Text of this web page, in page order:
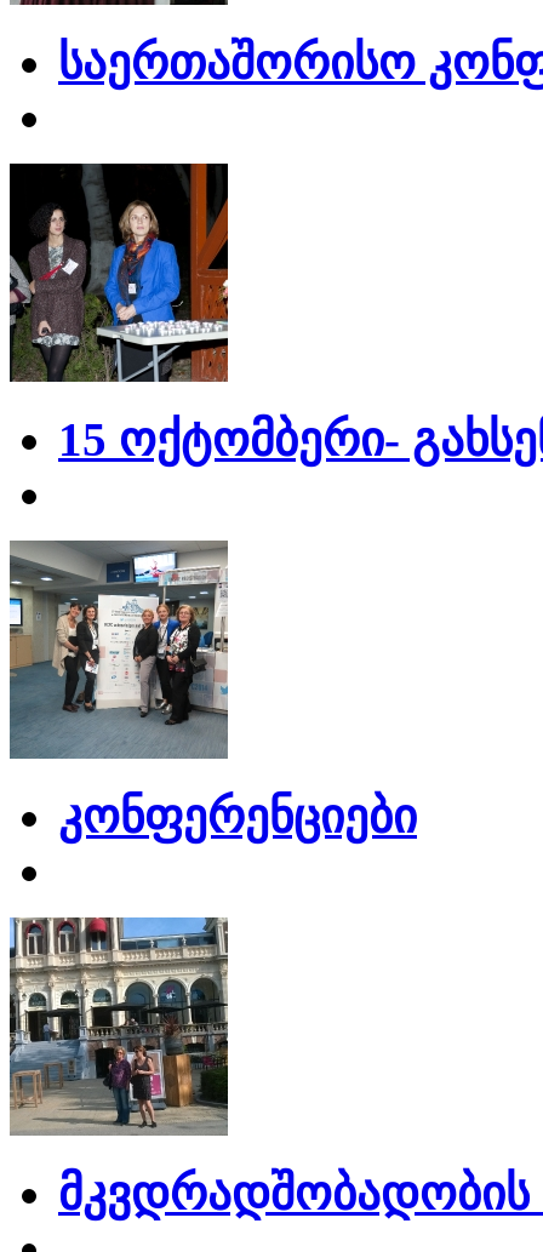
საერთაშორისო
15 ოქტომბერი-
კონფერენციები